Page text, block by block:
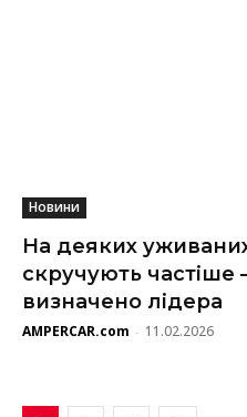
Новини
На деяких
скручують частіше
визначено лідера
AMPERCAR.com - 11.02.2026